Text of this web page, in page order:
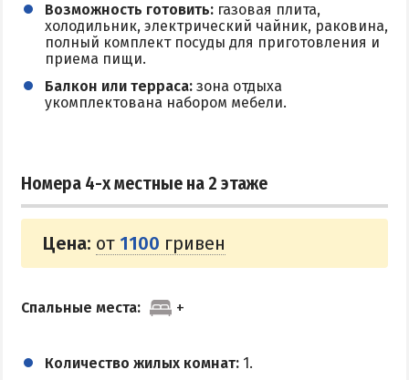
ЧЕРНОЕ МОРЕ
Затока
Каролино-Бугаз
Хорлы
СЛУЖБА БРОНИРОВАНИЯ
Возможность готовить: газовая плита,
холодильник, электрический чайник, раковина,
полный комплект посуды для приготовления и
приема пищи.
Балкон или терраса: зона отдыха
укомплектована набором мебели.
Номера 4-х местные на 2 этаже
Цена: от 1100 гривен
Спальные места:
Количество жилых комнат: 1.